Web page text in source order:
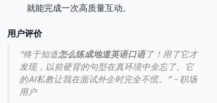
就能完成一次高质量互动。
用户评价
“终于知道怎么练成地道英语口语了！用了它才
发现，以前硬背的句型在真环境中全忘了。它
的AI私教让我在面试外企时完全不慌。” - 职场
用户